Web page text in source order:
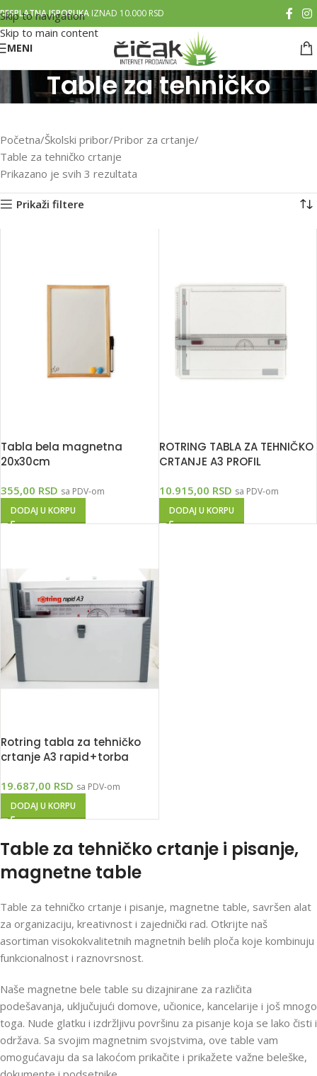
Skip to navigation
Skip to main content
BESPLATNA ISPORUKA IZNAD 10.000 RSD
MENI
Table za tehničko
crtanje
Početna Školski pribor Pribor za crtanje
Table za tehničko crtanje
Prikazano je svih 3 rezultata
Prikaži filtere
Tabla bela magnetna
20x30cm
355,00 RSD sa PDV-om
DODAJ U KORPU
ROTRING TABLA ZA TEHNIČKO
CRTANJE A3 PROFIL
10.915,00 RSD sa PDV-om
DODAJ U KORPU
Rotring tabla za tehničko
crtanje A3 rapid+torba
19.687,00 RSD sa PDV-om
DODAJ U KORPU
Table za tehničko crtanje i pisanje,
magnetne table
Table za tehničko crtanje i pisanje, magnetne table, savršen alat
za organizaciju, kreativnost i zajednički rad. Otkrijte naš
asortiman visokokvalitetnih magnetnih belih ploča koje kombinuju
funkcionalnost i raznovrsnost.
Naše magnetne bele table su dizajnirane za različita
podešavanja, uključujući domove, učionice, kancelarije i još mnogo
toga. Nude glatku i izdržljivu površinu za pisanje koja se lako čisti i
održava. Sa svojim magnetnim svojstvima, ove table vam
omogućavaju da sa lakoćom prikačite i prikažete važne beleške,